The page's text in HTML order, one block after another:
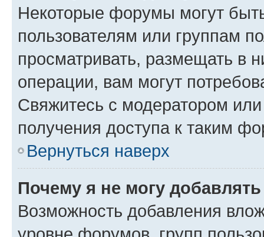
Некоторые форумы могут
пользователям или группам
просматривать, размещать в
операции, вам могут
Свяжитесь с модератором
получения доступа к таким
Вернуться наверх
Почему я не могу
Возможность добавления